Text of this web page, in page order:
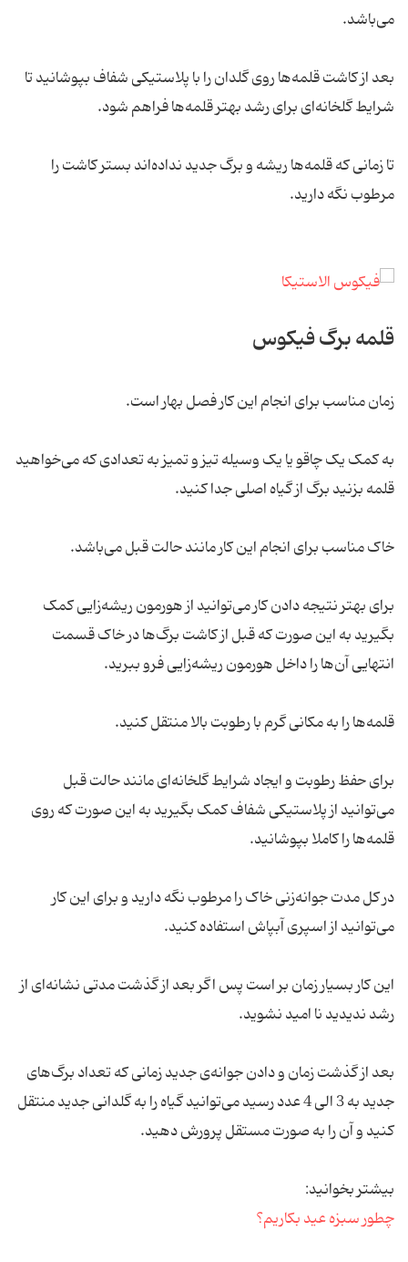
می‌باشد.
بعد از کاشت قلمه‌ها روی گلدان را با پلاستیکی شفاف بپوشانید تا
شرایط گلخانه‌ای برای رشد بهتر قلمه‌ها فراهم شود.
تا زمانی که قلمه‌ها ریشه و برگ جدید نداده‌اند بستر کاشت را
مرطوب نگه دارید.
قلمه برگ فیکوس
زمان مناسب برای انجام این کار فصل بهار است.
به کمک یک چاقو یا یک وسیله تیز و تمیز به تعدادی که می‌خواهید
قلمه بزنید برگ از گیاه اصلی جدا کنید.
خاک مناسب برای انجام این کار مانند حالت قبل می‌باشد.
برای بهتر نتیجه دادن کار می‌توانید از هورمون ریشه‌زایی کمک
بگیرید به این صورت که قبل از کاشت برگ‌ها در خاک قسمت
انتهایی آن‌ها را داخل هورمون ریشه‌زایی فرو ببرید.
قلمه‌ها را به مکانی گرم با رطوبت بالا منتقل کنید.
برای حفظ رطوبت و ایجاد شرایط گلخانه‌ای مانند حالت قبل
می‌توانید از پلاستیکی شفاف کمک بگیرید به این صورت که روی
قلمه‌ها را کاملا بپوشانید.
در کل مدت جوانه‌زنی خاک را مرطوب نگه دارید و برای این کار
می‌توانید از اسپری آبپاش استفاده کنید.
این کار بسیار زمان بر است پس اگر بعد از گذشت مدتی نشانه‌ای از
رشد ندیدید نا امید نشوید.
بعد از گذشت زمان و دادن جوانه‌ی جدید زمانی که تعداد برگ‌های
جدید به 3 الی 4 عدد رسید می‌توانید گیاه را به گلدانی جدید منتقل
کنید و آن را به صورت مستقل پرورش دهید.
بیشتر بخوانید:
چطور سبزه عید بکاریم؟